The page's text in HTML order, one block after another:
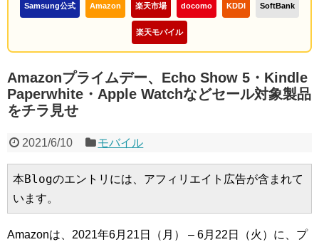
Samsung公式 Amazon 楽天市場 docomo KDDI SoftBank
楽天モバイル
Amazonプライムデー、Echo Show 5・Kindle
Paperwhite・Apple Watchなどセール対象製品
をチラ見せ
2021/6/10 モバイル
本Blogのエントリには、アフィリエイト広告が含まれて
います。
Amazonは、2021年6月21日（月） – 6月22日（火）に、プ